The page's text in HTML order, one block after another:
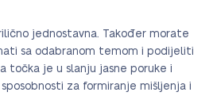
jednostavna. Također morate
sa odabranom temom i podijeliti
točka je u slanju jasne poruke i
za formiranje mišljenja i